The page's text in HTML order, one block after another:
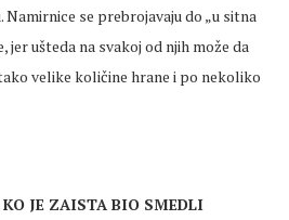
se prebrojavaju do „u sitna
jer ušteda na svakoj od njih može da
velike količine hrane i po nekoliko
JE ZAISTA BIO SMEDLI